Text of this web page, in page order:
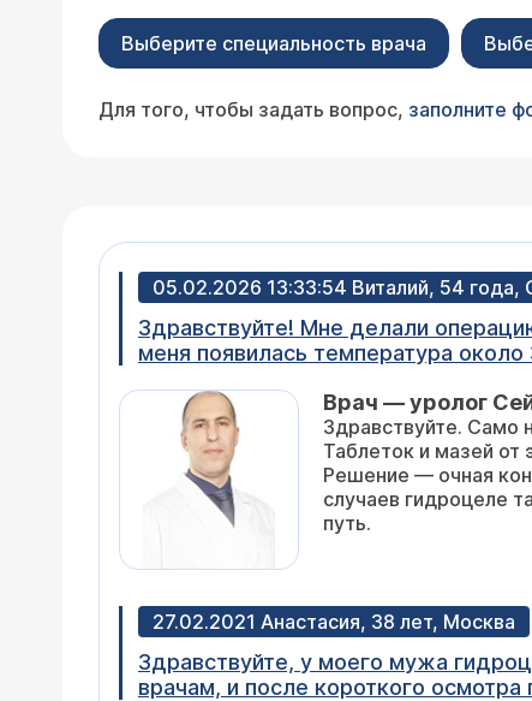
Выберите специальность врача
Для того, чтобы задать вопрос, заполните
05.02.2026 13:33:54 Виталий, 54 года,
Здравствуйте! Мне делали
меня появилась температура
Может ли водянка сама исчезнуть
вайлдберриз мазь туи, буду
Врач — уролог
Здравствуйте. Само
Таблеток и мазей от
Решение — очная
случаев гидроцеле
путь.
27.02.2021 Анастасия, 38 лет, Москва
Здравствуйте, у моего мужа гидроцефалия яичка в запущенной форме. Уже несколько лет периодически обращался к
врачам, и после короткого осмотра получает ответ нужна